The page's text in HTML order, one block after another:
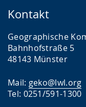
w
i
r
d
n
Kontakt
Geographische
Bahnhofstraße 5
48143 Münster
Mail: geko@lwl.org
Tel: 0251/591-1300